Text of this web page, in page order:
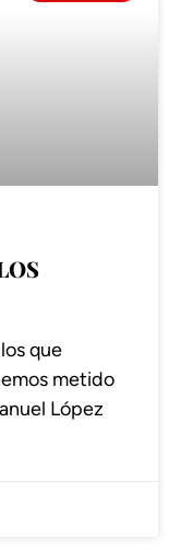
que
metido
López